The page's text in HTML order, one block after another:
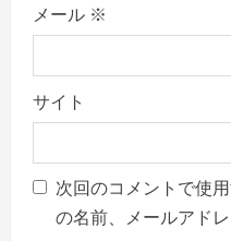
メール ※
サイト
次回のコメントで使
の名前、メールアド